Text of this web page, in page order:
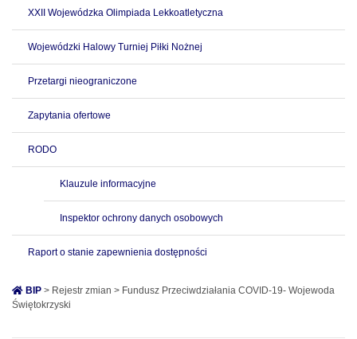
XXII Wojewódzka Olimpiada Lekkoatletyczna
Wojewódzki Halowy Turniej Piłki Nożnej
Przetargi nieograniczone
Zapytania ofertowe
RODO
Klauzule informacyjne
Inspektor ochrony danych osobowych
Raport o stanie zapewnienia dostępności
BIP > Rejestr zmian > Fundusz Przeciwdziałania COVID-19- Wojewoda
Świętokrzyski